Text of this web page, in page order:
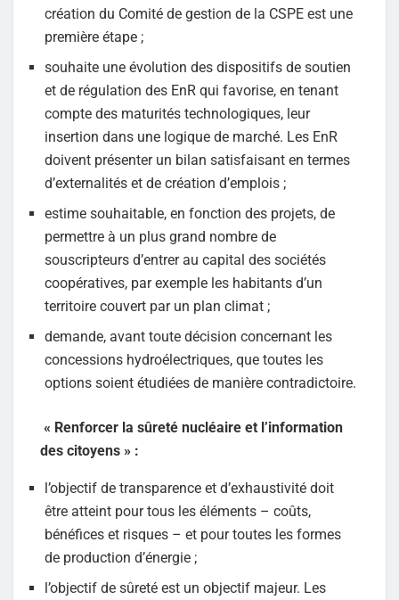
création du Comité de gestion de la CSPE est une
première étape ;
souhaite une évolution des dispositifs de soutien
et de régulation des EnR qui favorise, en tenant
compte des maturités technologiques, leur
insertion dans une logique de marché. Les EnR
doivent présenter un bilan satisfaisant en termes
d’externalités et de création d’emplois ;
estime souhaitable, en fonction des projets, de
permettre à un plus grand nombre de
souscripteurs d’entrer au capital des sociétés
coopératives, par exemple les habitants d’un
territoire couvert par un plan climat ;
demande, avant toute décision concernant les
concessions hydroélectriques, que toutes les
options soient étudiées de manière contradictoire.
« Renforcer la sûreté nucléaire et l’information
des citoyens » :
l’objectif de transparence et d’exhaustivité doit
être atteint pour tous les éléments – coûts,
bénéfices et risques – et pour toutes les formes
de production d’énergie ;
l’objectif de sûreté est un objectif majeur. Les